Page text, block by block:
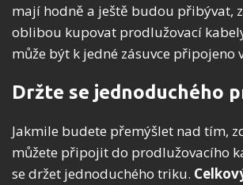
mají hodně a ještě budou přibývat,
oblibou kupovat prodlužovací
může být k jedné zásuvce připojeno
Držte se jednoduchého
Jakmile budete přemýšlet nad tím,
můžete připojit do prodlužovacího
se držet jednoduchého triku.